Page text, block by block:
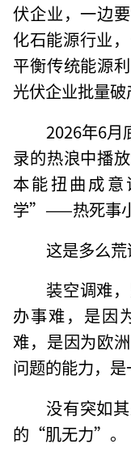
伏企业，一边
化石能源行业
平衡传统能源
光伏企业批量破
2026年6月
录的热浪中播
本能扭曲成
学”——热死事小
这是多么荒
装空调难
办事难，是因
难，是因为欧
问题的能力，
没有突如
的“肌无力”。